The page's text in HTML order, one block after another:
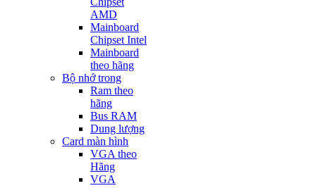
AMD
Mainboard
Chipset Intel
Mainboard
theo hãng
Bộ nhớ trong
Ram theo
hãng
Bus RAM
Dung lượng
Card màn hình
VGA theo
Hãng
VGA